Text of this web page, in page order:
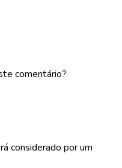
comentário?
considerado por um